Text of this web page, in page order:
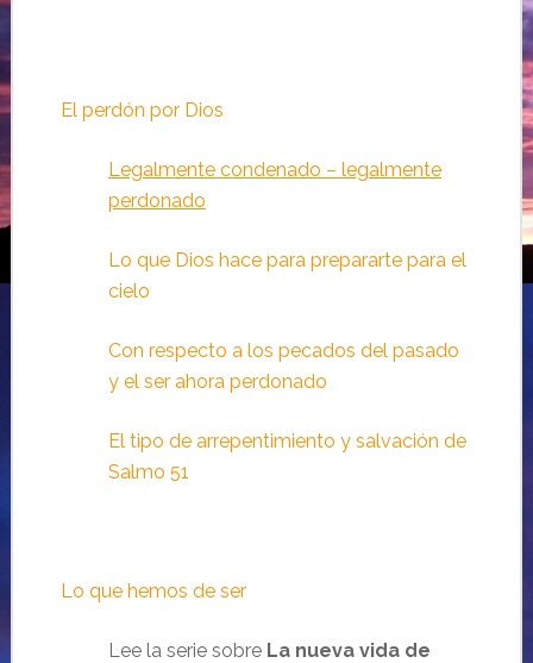
El perdón por Dios
Legalmente condenado – legalmente
perdonado
Lo que Dios hace para prepararte para el
cielo
Con respecto a los pecados del pasado
y el ser ahora perdonado
El tipo de arrepentimiento y salvación de
Salmo 51
Lo que hemos de ser
Lee la serie sobre La nueva vida de